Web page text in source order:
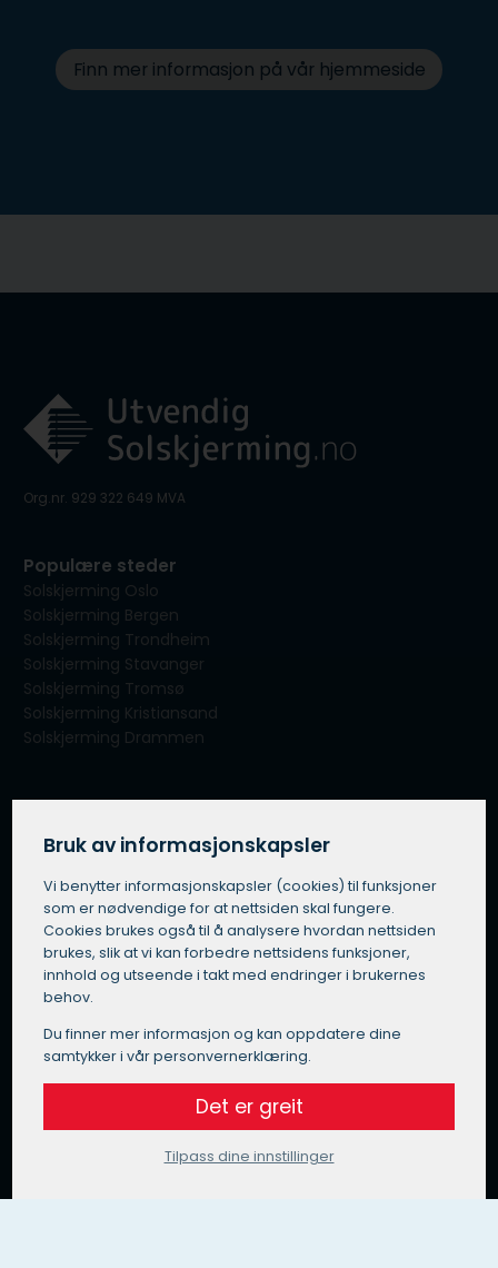
Finn mer informasjon på vår hjemmeside
Org.nr. 929 322 649 MVA
Populære steder
Solskjerming Oslo
Solskjerming Bergen
Solskjerming Trondheim
Solskjerming Stavanger
Solskjerming Tromsø
Solskjerming Kristiansand
Solskjerming Drammen
Om UtvendigSolskjerming.no
Slik fungerer UtvendigSolskjerming.no
Vilkår for bruk
Personvern
Bruk av offentlig informasjon
UtvendigSolskjerming.no in English
Få et tilbud på solskjerming
Bruk av informasjonskapsler
Vi benytter informasjons­kapsler (cookies) til funksjoner
som er nødvendige for at nettsiden skal fungere.
Cookies brukes også til å analysere hvordan nettsiden
brukes, slik at vi kan forbedre nettsidens funksjoner,
innhold og utseende i takt med endringer i brukernes
behov.
Du finner mer informasjon og kan oppdatere dine
samtykker i vår personvernerklæring.
Det er greit
Tilpass dine innstillinger